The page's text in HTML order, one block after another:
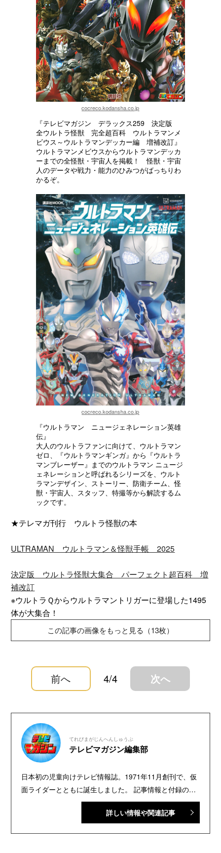
cocreco.kodansha.co.jp
『テレビマガジン デラックス259 決定版
全ウルトラ怪獣 完全超百科 ウルトラマンメ
ビウス～ウルトラマンデッカー編 増補改訂』
ウルトラマンメビウスからウルトラマンデッカ
ーまでの全怪獣・宇宙人を掲載！ 怪獣・宇宙
人のデータや戦力・能力のひみつがばっちりわ
かるぞ。
cocreco.kodansha.co.jp
『ウルトラマン ニュージェネレーション英雄
伝』
大人のウルトラファンに向けて、ウルトラマン
ゼロ、『ウルトラマンギンガ』から『ウルトラ
マンブレーザー』までのウルトラマン ニュージ
ェネレーションと呼ばれるシリーズを、ウルト
ラマンデザイン、ストーリー、防衛チーム、怪
獣・宇宙人、スタッフ、特撮等から解読するム
ックです。
★テレマガ刊行 ウルトラ怪獣の本
ULTRAMAN ウルトラマン＆怪獣手帳 2025
決定版 ウルトラ怪獣大集合 パーフェクト超百科 増
補改訂
※ウルトラＱからウルトラマントリガーに登場した1495
体が大集合！
この記事の画像をもっと見る（13枚）
前へ 4/4 次へ
てれびまがじんへんしゅうぶ
テレビマガジン編集部
日本初の児童向けテレビ情報誌。1971年11月創刊で、仮
面ライダーとともに誕生しました。 記事情報と付録の詳
細は、YouTubeの『テレビマガジン 公式動画チャンネ
ル』で配信中。講談社発行の幼年・児童・少年・少女向
詳しい情報や関連記事